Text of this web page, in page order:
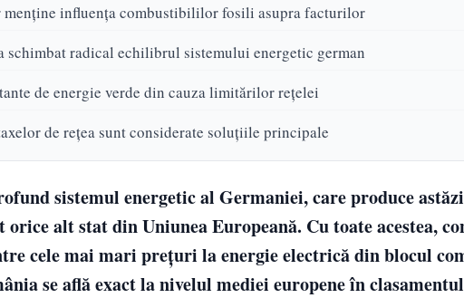
influența combustibililor fosili asupra facturilor
schimbat radical echilibrul sistemului energetic german
de energie verde din cauza limitărilor rețelei
de rețea sunt considerate soluțiile principale
sistemul energetic al Germaniei, care produce
orice alt stat din Uniunea Europeană. Cu toate acestea,
cele mai mari prețuri la energie electrică din blocul
se află exact la nivelul mediei europene în